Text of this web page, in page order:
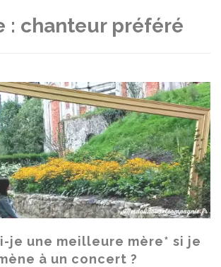
: chanteur préféré
je une meilleure mère* si je
à un concert ?